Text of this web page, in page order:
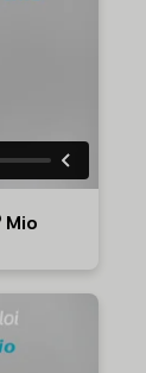
Mio